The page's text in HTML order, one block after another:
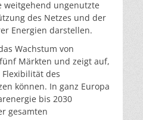
weitgehend ungenutzte
des Netzes und der
Energien darstellen.
Wachstum von
Märkten und zeigt auf,
des
können. In ganz Europa
bis 2030
gesamten